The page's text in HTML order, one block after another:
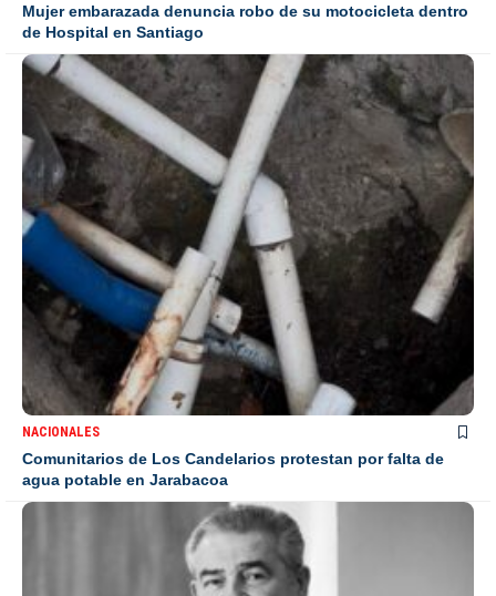
Mujer embarazada denuncia robo de su motocicleta dentro
de Hospital en Santiago
NACIONALES
Comunitarios de Los Candelarios protestan por falta de
agua potable en Jarabacoa